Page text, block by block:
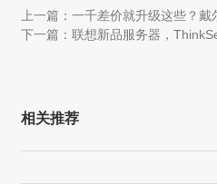
上一篇：一千差价就升级这些？
下一篇：联想新品服务器，
相关推荐